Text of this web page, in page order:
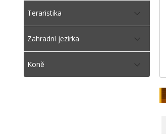
Teraristika
Zahradní jezírka
Koně